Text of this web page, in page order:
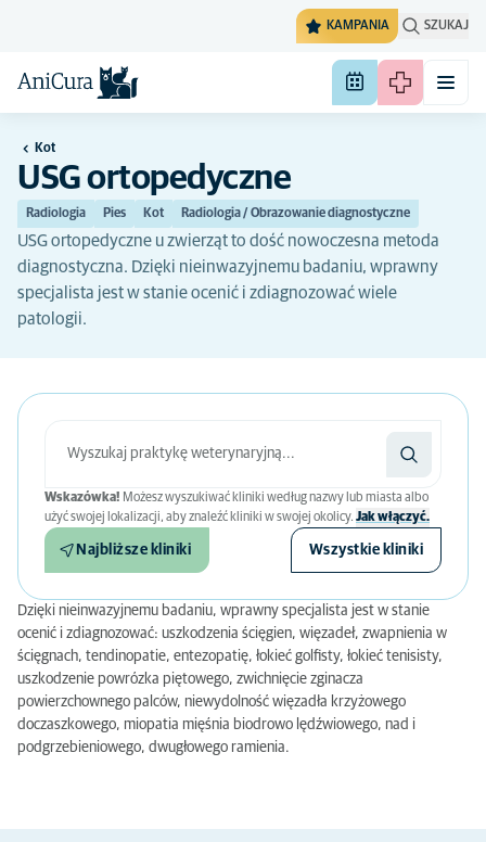
KAMPANIA SZUKAJ
Kot
USG ortopedyczne
Radiologia Pies Kot Radiologia / Obrazowanie diagnostyczne
USG ortopedyczne u zwierząt to dość nowoczesna metoda
diagnostyczna. Dzięki nieinwazyjnemu badaniu, wprawny
specjalista jest w stanie ocenić i zdiagnozować wiele
patologii.
Wskazówka! Możesz wyszukiwać kliniki według nazwy lub miasta albo
użyć swojej lokalizacji, aby znaleźć kliniki w swojej okolicy. Jak włączyć.
Najbliższe kliniki Wszystkie kliniki
Dzięki nieinwazyjnemu badaniu, wprawny specjalista jest w stanie
ocenić i zdiagnozować: uszkodzenia ścięgien, więzadeł, zwapnienia w
ścięgnach, tendinopatie, entezopatię, łokieć golfisty, łokieć tenisisty,
uszkodzenie powrózka piętowego, zwichnięcie zginacza
powierzchownego palców, niewydolność więzadła krzyżowego
doczaszkowego, miopatia mięśnia biodrowo lędźwiowego, nad i
podgrzebieniowego, dwugłowego ramienia.